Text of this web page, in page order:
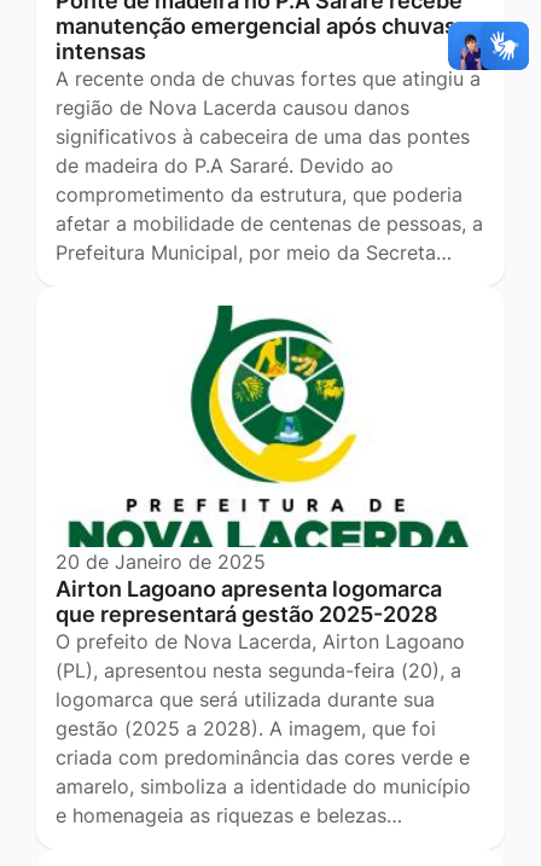
manutenção emergencial após chuvas
intensas
A recente onda de chuvas fortes que atingiu a
região de Nova Lacerda causou danos
significativos à cabeceira de uma das pontes
de madeira do P.A Sararé. Devido ao
comprometimento da estrutura, que poderia
afetar a mobilidade de centenas de pessoas, a
Prefeitura Municipal, por meio da Secreta…
20 de Janeiro de 2025
Airton Lagoano apresenta logomarca
que representará gestão 2025-2028
O prefeito de Nova Lacerda, Airton Lagoano
(PL), apresentou nesta segunda-feira (20), a
logomarca que será utilizada durante sua
gestão (2025 a 2028). A imagem, que foi
criada com predominância das cores verde e
amarelo, simboliza a identidade do município
e homenageia as riquezas e belezas…